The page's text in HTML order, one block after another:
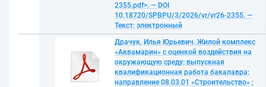
2355.pdf>. — DOI
10.18720/SPBPU/3/2026/vr/vr26-2355. —
Текст: электронный
Драчук, Илья Юрьевич. Жилой комплекс
«Аквамарин» с оценкой воздействия на
окружающую среду: выпускная
квалификационная работа бакалавра:
направление 08.03.01 «Строительство» ;